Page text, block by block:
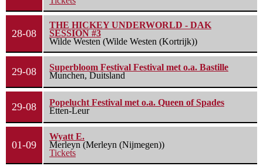
28-08
THE HICKEY UNDERWORLD - DAK
SESSION #3
Wilde Westen (Wilde Westen (Kortrijk))
29-08
Superbloom Festival Festival met o.a. Bastille
Munchen, Duitsland
29-08
Popelucht Festival met o.a. Queen of Spades
Etten-Leur
01-09
Wyatt E.
Merleyn (Merleyn (Nijmegen))
Tickets